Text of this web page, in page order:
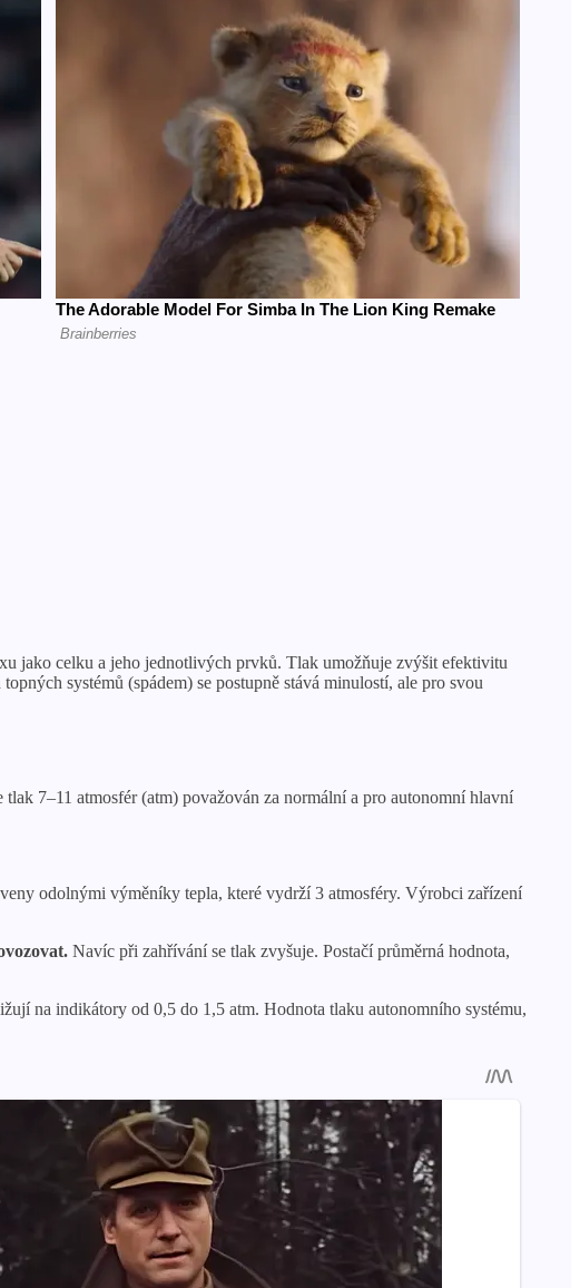
jako celku a jeho jednotlivých prvků. Tlak umožňuje zvýšit efektivitu
systémů (spádem) se postupně stává minulostí, ale pro svou
7–11 atmosfér (atm) považován za normální a pro autonomní hlavní
odolnými výměníky tepla, které vydrží 3 atmosféry. Výrobci zařízení
Navíc při zahřívání se tlak zvyšuje. Postačí průměrná hodnota,
na indikátory od 0,5 do 1,5 atm. Hodnota tlaku autonomního systému,